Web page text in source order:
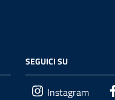
SEGUICI SU
Instagram